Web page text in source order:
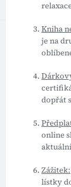
Kniha
je na
dopřát
online
Zážitek:
lístky